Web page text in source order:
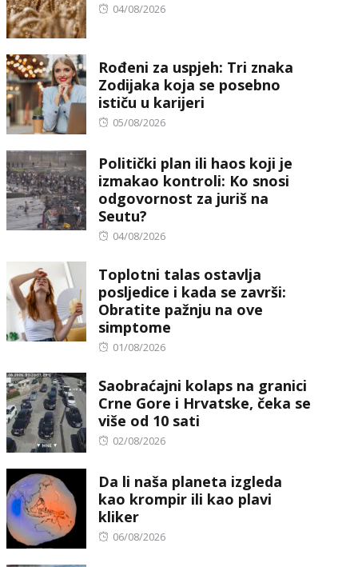
Posted
04/08/2026
Rođeni za uspjeh: Tri znaka
Zodijaka koja se posebno
ističu u karijeri
Posted
05/08/2026
Politički plan ili haos koji je
izmakao kontroli: Ko snosi
odgovornost za juriš na
Seutu?
Posted
04/08/2026
Toplotni talas ostavlja
posljedice i kada se završi:
Obratite pažnju na ove
simptome
Posted
01/08/2026
Saobraćajni kolaps na granici
Crne Gore i Hrvatske, čeka se
više od 10 sati
Posted
02/08/2026
Da li naša planeta izgleda
kao krompir ili kao plavi
kliker
Posted
06/08/2026